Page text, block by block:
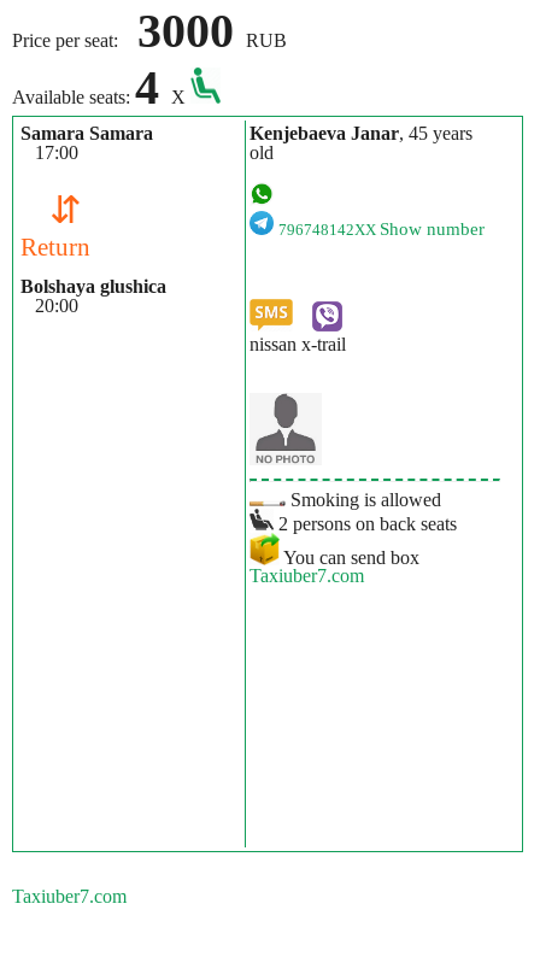
Price per seat: 3000 RUB
Available seats: 4
X
Samara Samara
17:00
⇵
Return
Bolshaya glushica
20:00
Kenjebaeva Janar, 45 years
old
796748142XX Show number
nissan x-trail
Smoking is allowed
2 persons on back seats
You can send box
Taxiuber7.com
Taxiuber7.com